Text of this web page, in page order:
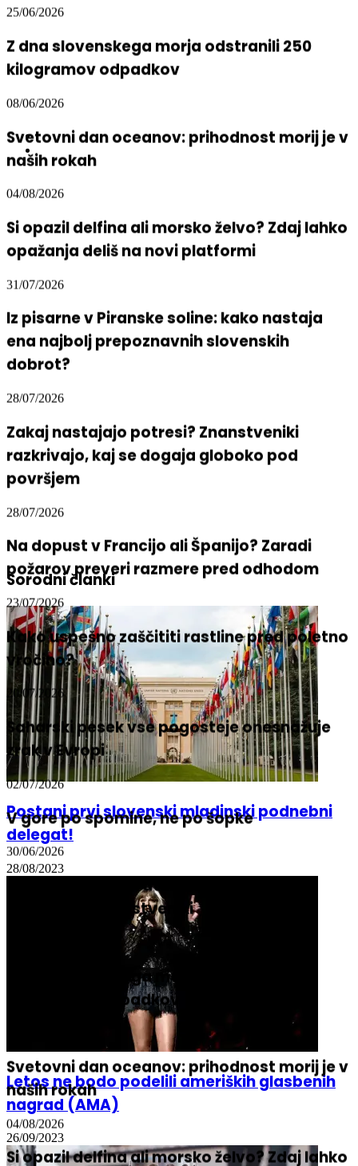
Z dna slovenskega morja odstranili 250
kilogramov odpadkov
Svetovni dan oceanov: prihodnost morij je v
Si opazil delfina ali morsko želvo? Zdaj lahko
opažanja deliš na novi platformi
Iz pisarne v Piranske soline: kako nastaja
ena najbolj prepoznavnih slovenskih
Zakaj nastajajo potresi? Znanstveniki
razkrivajo, kaj se dogaja globoko pod
površjem
Na dopust v Francijo ali Španijo? Zaradi
požarov preveri razmere pred odhodom
23/07/2026
Kako uspešno zaščititi rastline pred poletno
vročino?
20/07/2026
Saharski pesek vse pogosteje onesnažuje
zrak v Evropi
V gore po spomine, ne po šopke
30/06/2026
Rekordne temperature niso naključje,
opozarjajo znanstveniki
Z dna slovenskega morja odstranili 250
kilogramov odpadkov
Svetovni dan oceanov: prihodnost morij je v
naših rokah
04/08/2026
Sorodni članki
Postani prvi slovenski mladinski podnebni
delegat!
Letos ne bodo podelili ameriških glasbenih
nagrad (AMA)
26/09/2023